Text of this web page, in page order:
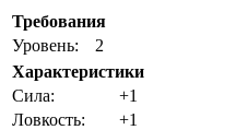
Требования
Уровень:
2
Характеристики
Cила:
+1
Ловкость:
+1